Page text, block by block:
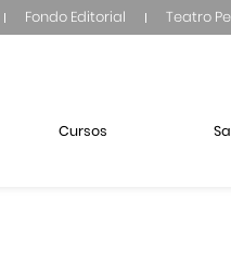
Fondo Editorial Teatro
Cursos